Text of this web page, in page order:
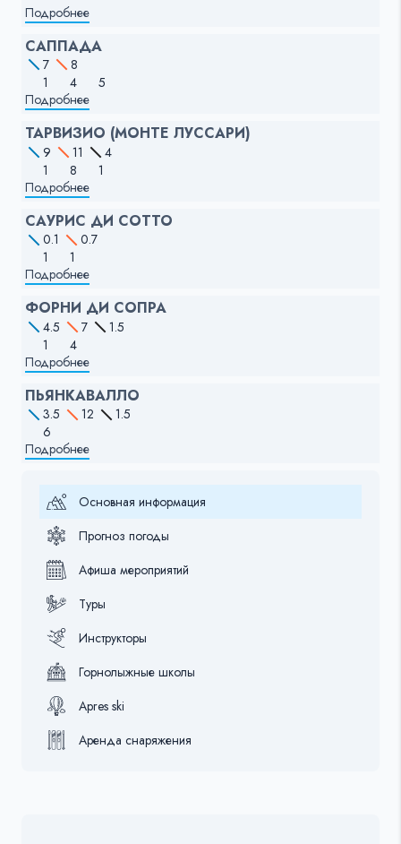
Подробнее
САППАДА
7
8
1
4
5
Подробнее
ТАРВИЗИО (МОНТЕ ЛУССАРИ)
9 11
4
1
8
1
Подробнее
САУРИС ДИ СОТТО
0.1
0.7
1
1
Подробнее
ФОРНИ ДИ СОПРА
4.5 7
1.5
1
4
Подробнее
ПЬЯНКАВАЛЛО
3.5 12
1.5
6
Подробнее
Основная информация
Прогноз погоды
Афиша мероприятий
Туры
Инструкторы
Горнолыжные школы
Apres ski
Аренда снаряжения